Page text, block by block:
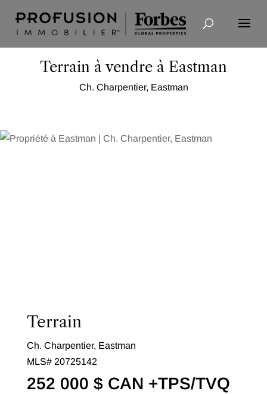
Recherche avancée
Terrain à vendre à Eastman
Ch. Charpentier, Eastman
Terrain
Ch. Charpentier, Eastman
MLS# 20725142
252 000 $ CAN +TPS/TVQ